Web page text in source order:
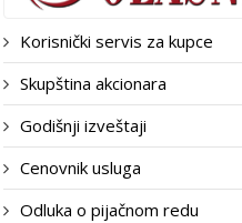
Korisnički servis za kupce
Skupština akcionara
Godišnji izveštaji
Cenovnik usluga
Odluka o pijačnom redu